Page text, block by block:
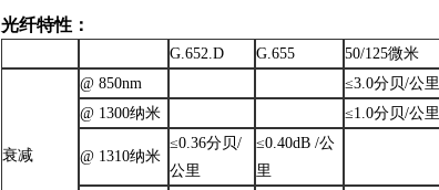
光纤特性：
G.652.D G.655 50/125微米
衰减
@ 850nm ≤3.0分贝/公里
@ 1300纳米
≤1.0分贝/公里
@ 1310纳米
≤0.36分贝/
公里
≤0.40dB /公
里